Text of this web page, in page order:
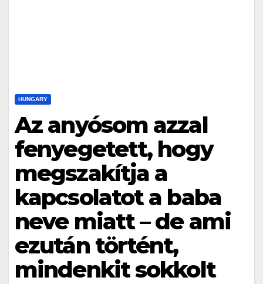
HUNGARY
Az anyósom azzal
fenyegetett, hogy
megszakítja a
kapcsolatot a baba
neve miatt – de ami
ezután történt,
mindenkit sokkolt